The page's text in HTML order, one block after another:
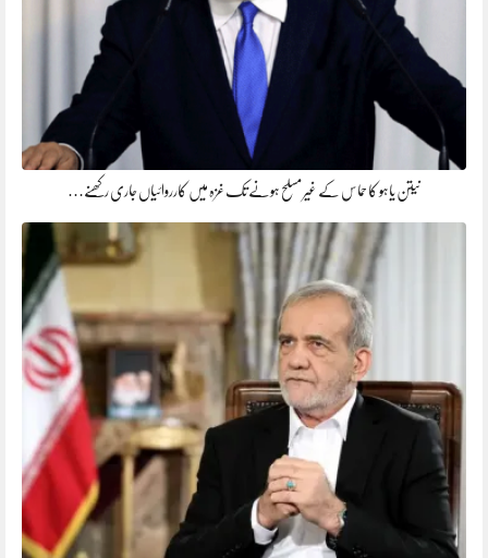
نیتن یاہو کا حماس کے غیر مسلح ہونے تک غزہ میں کارروائیاں جاری رکھنے…